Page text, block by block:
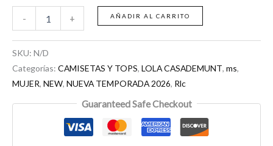
- + AÑADIR AL CARRITO
SKU: N/D
Categorías: CAMISETAS Y TOPS, LOLA CASADEMUNT, ms,
MUJER, NEW, NUEVA TEMPORADA 2026, Rlc
Guaranteed Safe Checkout